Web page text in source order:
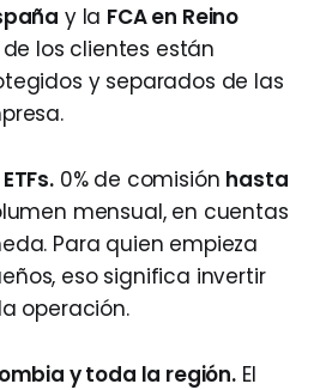
y la FCA en Reino
de los clientes están
y separados de las
0% de comisión hasta
mensual, en cuentas
Para quien empieza
eso significa invertir
operación.
y toda la región.El